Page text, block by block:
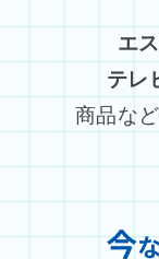
エ
テレ
商品な